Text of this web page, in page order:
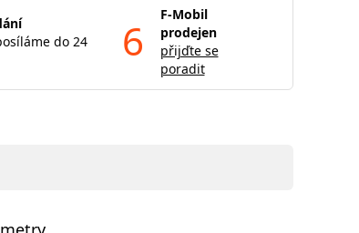
do 24
6
F-Mobil
prodejen
přijďte se
poradit